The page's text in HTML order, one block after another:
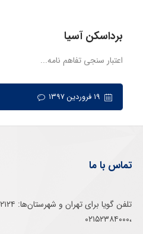
برداسکن آسیا
اعتبار سنجی تفاهم نامه...
تماس با ما
تلفن‌ گویا برای‌ تهران‌‌ و‌
،۰۲۱۵۲۳۸۴۰۰۰